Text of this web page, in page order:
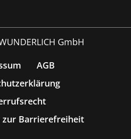
GmbH
AGB
zur Barrierefreiheit